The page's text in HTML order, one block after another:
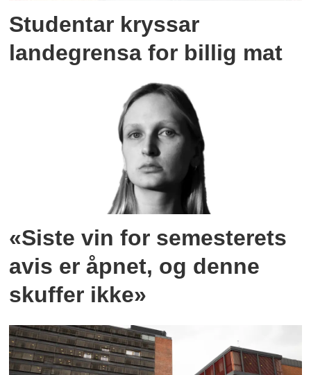
Studentar kryssar
landegrensa for billig mat
«Siste vin for semesterets
avis er åpnet, og denne
skuffer ikke»